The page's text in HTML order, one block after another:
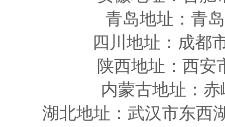
青岛地址 ：青
四川 地址 ：成都
陕西地址 ：西
内蒙古地址：
湖北地址：武汉市东西